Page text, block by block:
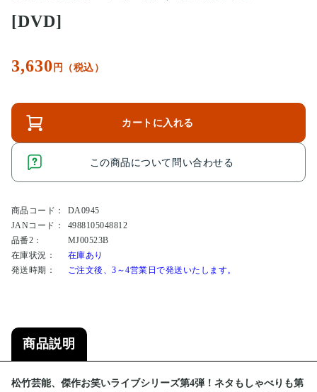
[DVD]
3,630 円（税込）
カートに入れる
この商品について問い合わせる
商品コード：
DA0945
JANコード：
4988105048812
品番2：
MJ00523B
在庫状況：
在庫あり
発送時期：
ご注文後、3～4営業日で発送いたします。
商品説明
松竹芸能、傑作お笑いライブシリーズ第4弾！ネタもしゃべりも第